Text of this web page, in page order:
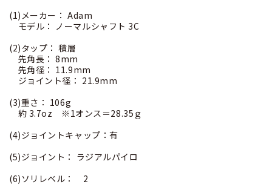
(1)メーカー： Adam
モデル： ノーマルシャフト 3C
(2)タップ： 積層
先角長： 8mm
先角径： 11.9mm
ジョイント径： 21.9mm
(3)重さ： 106g
約 3.7oz ※1オンス＝28.35ｇ
(4)ジョイントキャップ：有
(5)ジョイント： ラジアルパイロ
(6)ソリレベル： 2